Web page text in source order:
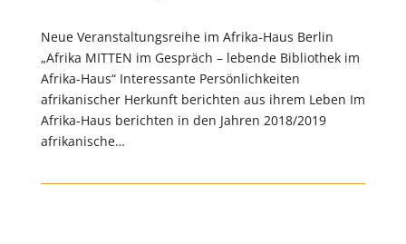
Neue Veranstaltungsreihe im Afrika-Haus Berlin
„Afrika MITTEN im Gespräch – lebende Bibliothek im
Afrika-Haus“ Interessante Persönlichkeiten
afrikanischer Herkunft berichten aus ihrem Leben Im
Afrika-Haus berichten in den Jahren 2018/2019
afrikanische…